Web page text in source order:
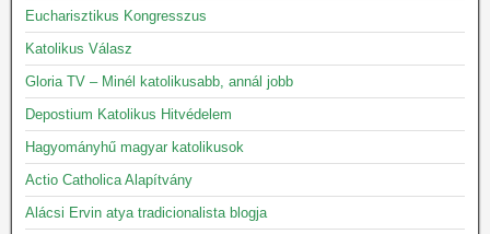
Eucharisztikus Kongresszus
Katolikus Válasz
Gloria TV – Minél katolikusabb, annál jobb
Depostium Katolikus Hitvédelem
Hagyományhű magyar katolikusok
Actio Catholica Alapítvány
Alácsi Ervin atya tradicionalista blogja